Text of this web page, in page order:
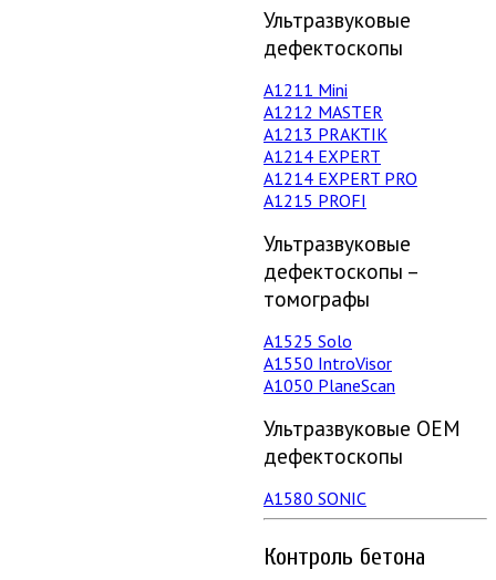
Ультразвуковые
дефектоскопы
А1211 Mini
А1212 MASTER
A1213 PRAKTIK
А1214 EXPERT
А1214 EXPERT PRO
A1215 PROFI
Ультразвуковые
дефектоскопы –
томографы
А1525 Solo
А1550 IntroVisor
А1050 PlaneScan
Ультразвуковые ОЕМ
дефектоскопы
A1580 SONIC
Контроль бетона